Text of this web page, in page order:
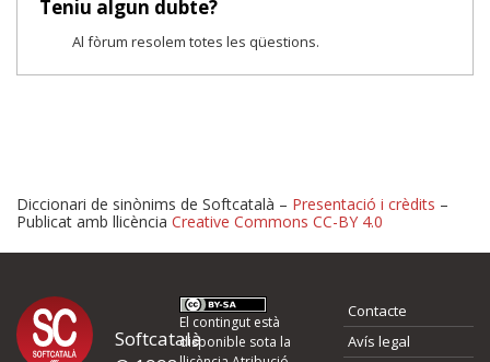
Teniu algun dubte?
Al fòrum resolem totes les qüestions.
Proposeu-nos millores o
d'errors
Diccionari de sinònims de Softcatalà – Presentació i crèdits –
Publicat amb llicència Creative Commons CC-BY 4.0
Softcatalà
El contingut està
disponible sota la
Contacte
Avís legal